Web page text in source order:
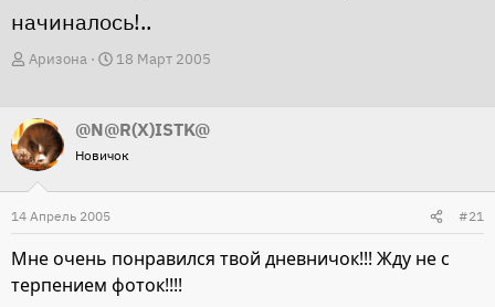
начиналось!..
А
о
р
т
е
ы
Аризона
Д
а
н
а
л
а
18 Март 2005
@N@R(X)ISTK@
Новичок
14 Апрель 2005 #21
Мне очень понравился твой дневничок!!! Жду не с
терпением фоток!!!!